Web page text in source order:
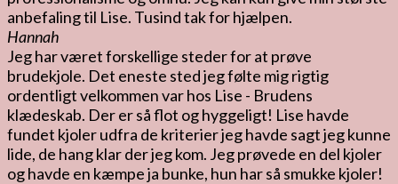
anbefaling til Lise. Tusind tak for hjælpen.
Hannah
Jeg har været forskellige steder for at prøve
brudekjole. Det eneste sted jeg følte mig rigtig
ordentligt velkommen var hos Lise - Brudens
klædeskab. Der er så flot og hyggeligt! Lise havde
fundet kjoler udfra de kriterier jeg havde sagt jeg kunne
lide, de hang klar der jeg kom. Jeg prøvede en del kjoler
og havde en kæmpe ja bunke, hun har så smukke kjoler!